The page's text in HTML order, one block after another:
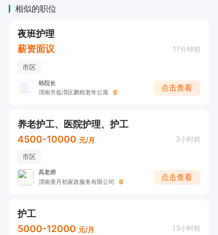
相似的职位
夜班护理
薪资面议
17分钟前
市区
韩院长
渭南市临渭区鹏程老年公寓
点击查看
养老护工、医院护理、护工
4500-10000 元/月 3小时前
市区
高老师
渭南美月初家政服务有限公司
点击查看
护‌工
5000-12000 元/月 13小时前